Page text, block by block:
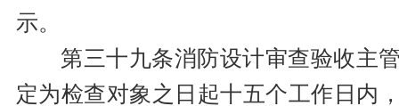
示。
第三十九条消防设计审查验收主
定为检查对象之日起十五个工作日内